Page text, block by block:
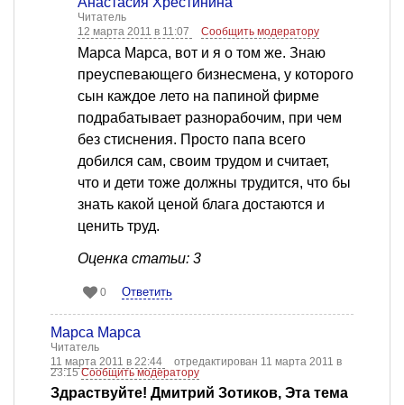
Читатель
12 марта 2011 в 11:07
Сообщить модератору
Марса Марса, вот и я о том же. Знаю
преуспевающего бизнесмена, у которого
сын каждое лето на папиной фирме
подрабатывает разнорабочим, при чем
без стиснения. Просто папа всего
добился сам, своим трудом и считает,
что и дети тоже должны трудится, что бы
знать какой ценой блага достаются и
ценить труд.
Оценка статьи: 3
0 Ответить
Марса Марса
Читатель
11 марта 2011 в 22:44
отредактирован 11 марта 2011 в
23:15Сообщить модератору
Здраствуйте! Дмитрий Зотиков, Эта тема